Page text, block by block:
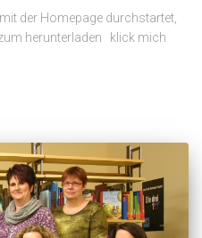
der Homepage durchstartet,
herunterladen klick mich